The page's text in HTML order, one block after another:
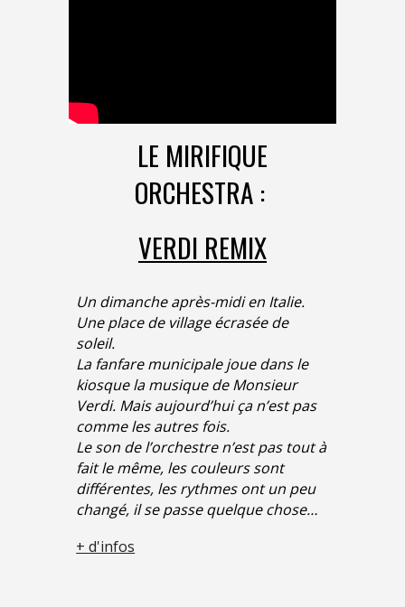
LE MIRIFIQUE
ORCHESTRA :
VERDI REMIX
Un dimanche après-midi en Italie.
Une place de village écrasée de
soleil.
La fanfare municipale joue dans le
kiosque la musique de Monsieur
Verdi. Mais aujourd’hui ça n’est pas
comme les autres fois.
Le son de l’orchestre n’est pas tout à
fait le même, les couleurs sont
différentes, les rythmes ont un peu
changé, il se passe quelque chose…
+ d'infos